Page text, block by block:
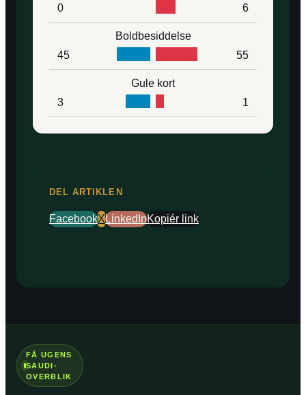
0
6
Boldbesiddelse
45
55
Gule kort
3
1
DEL ARTIKLEN
FacebookXLinkedInKopiér link
FÅ UGENS
SAUDI-
OVERBLIK